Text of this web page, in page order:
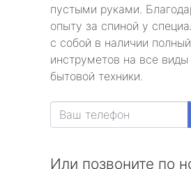
пустыми руками.
опыту за спиной у
с собой в наличии
инструметов на все
бытовой техники.
Или позвоните по